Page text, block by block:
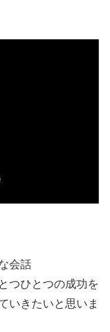
会話
つひとつの成功を
いきたいと思いま